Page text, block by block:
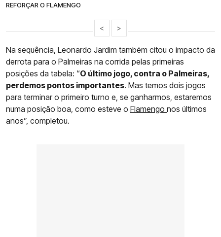
REFORÇAR O FLAMENGO
< >
Na sequência, Leonardo Jardim também citou o impacto da
derrota para o Palmeiras na corrida pelas primeiras
posições da tabela: “O último jogo, contra o Palmeiras,
perdemos pontos importantes. Mas temos dois jogos
para terminar o primeiro turno e, se ganharmos, estaremos
numa posição boa, como esteve o Flamengo nos últimos
anos”, completou.